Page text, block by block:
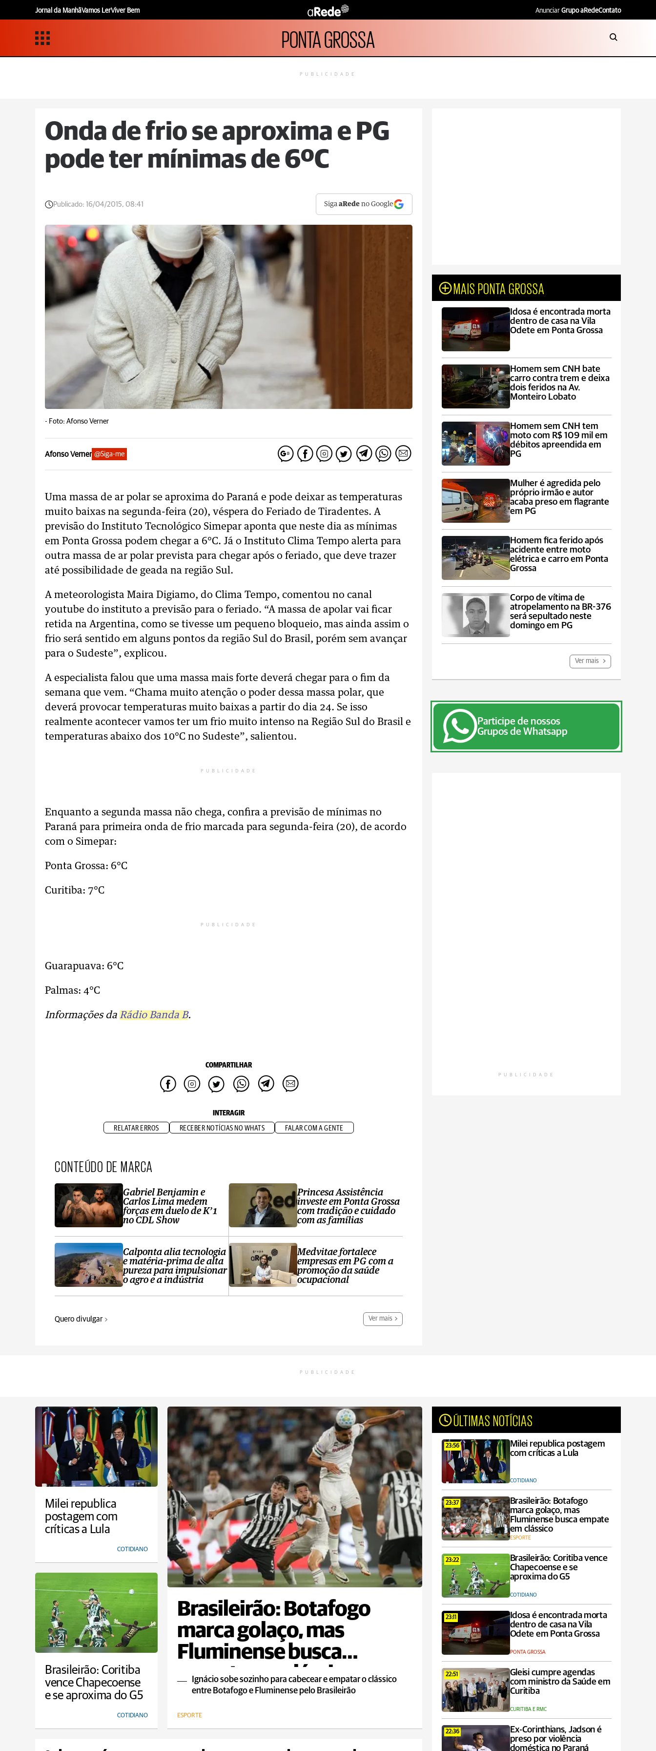
Jornal da ManhãVamos LerViver Bem Anunciar Grupo aRedeContato
PONTA GROSSA
PUBLICIDADE
Onda de frio se aproxima e PG
pode ter mínimas de 6ºC
Publicado: 16/04/2015, 08:41 SigaaRede no Google
- Foto: Afonso Verner
Afonso Verner @Siga-me
Uma massa de ar polar se aproxima do Paraná e pode deixar as temperaturas
muito baixas na segunda-feira (20), véspera do Feriado de Tiradentes. A
previsão do Instituto Tecnológico Simepar aponta que neste dia as mínimas
em Ponta Grossa podem chegar a 6°C. Já o Instituto Clima Tempo alerta para
outra massa de ar polar prevista para chegar após o feriado, que deve trazer
até possibilidade de geada na região Sul.
A meteorologista Maira Digiamo, do Clima Tempo, comentou no canal
youtube do instituto a previsão para o feriado. “A massa de apolar vai ficar
retida na Argentina, como se tivesse um pequeno bloqueio, mas ainda assim o
frio será sentido em alguns pontos da região Sul do Brasil, porém sem avançar
para o Sudeste”, explicou.
A especialista falou que uma massa mais forte deverá chegar para o fim da
semana que vem. “Chama muito atenção o poder dessa massa polar, que
deverá provocar temperaturas muito baixas a partir do dia 24. Se isso
realmente acontecer vamos ter um frio muito intenso na Região Sul do Brasil e
temperaturas abaixo dos 10°C no Sudeste”, salientou.
PUBLICIDADE
Enquanto a segunda massa não chega, confira a previsão de mínimas no
Paraná para primeira onda de frio marcada para segunda-feira (20), de acordo
com o Simepar:
Ponta Grossa: 6°C
Curitiba: 7°C
PUBLICIDADE
Guarapuava: 6°C
Palmas: 4°C
Informações da Rádio Banda B.
COMPARTILHAR
INTERAGIR
RELATAR ERROS RECEBER NOTÍCIAS NO WHATS FALAR COM A GENTE
CONTEÚDO DE MARCA
Gabriel Benjamin e
Carlos Lima medem
forças em duelo de K’1
no CDL Show
Calponta alia tecnologia
e matéria-prima de alta
pureza para impulsionar
o agro e a indústria
Princesa Assistência
investe em Ponta Grossa
com tradição e cuidado
com as famílias
Medvitae fortalece
empresas em PG com a
promoção da saúde
ocupacional
Quero divulgar Ver mais
MAIS PONTA GROSSA
Idosa é encontrada morta
dentro de casa na Vila
Odete em Ponta Grossa
Homem sem CNH bate
carro contra trem e deixa
dois feridos na Av.
Monteiro Lobato
Homem sem CNH tem
moto com R$ 109 mil em
débitos apreendida em
PG
Mulher é agredida pelo
próprio irmão e autor
acaba preso em flagrante
em PG
Homem fica ferido após
acidente entre moto
elétrica e carro em Ponta
Grossa
Corpo de vítima de
atropelamento na BR-376
será sepultado neste
domingo em PG
Ver mais
Participe de nossos
Grupos de Whatsapp
PUBLICIDADE
PUBLICIDADE
Milei republica
postagem com
críticas a Lula
COTIDIANO
Brasileirão: Botafogo
marca golaço, mas
Fluminense busca
empate em clássico
Ignácio sobe sozinho para cabecear e empatar o clássico
entre Botafogo e Fluminense pelo Brasileirão
ESPORTE
ÚLTIMAS NOTÍCIAS
23:56
Milei republica postagem
com críticas a Lula
COTIDIANO
23:37
Brasileirão: Botafogo
marca golaço, mas
Fluminense busca empate
em clássico
ESPORTE
23:22
Brasileirão: Coritiba vence
Chapecoense e se
aproxima do G5
COTIDIANO
23:11
Idosa é encontrada morta
dentro de casa na Vila
Odete em Ponta Grossa
PONTA GROSSA
22:51
Gleisi cumpre agendas
com ministro da Saúde em
Curitiba
CURITIBA E RMC
22:36
Ex-Corinthians, Jadson é
preso por violência
doméstica no Paraná
Brasileirão: Coritiba
vence Chapecoense
e se aproxima do G5
COTIDIANO